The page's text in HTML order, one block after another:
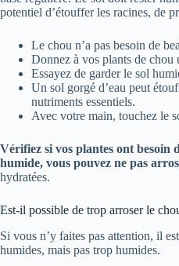
potentiel d’étouffer les racines, de
Le chou n’a pas besoin de
Donnez à vos plants de chou
Essayez de garder le sol
Un sol gorgé d’eau peut
nutriments essentiels.
Avec votre main, touchez le
Vérifiez si vos plantes ont besoin
humide, vous pouvez ne pas
hydratées.
Est-il possible de trop arroser le
Si vous n’y faites pas attention, il
humides, mais pas trop humides.